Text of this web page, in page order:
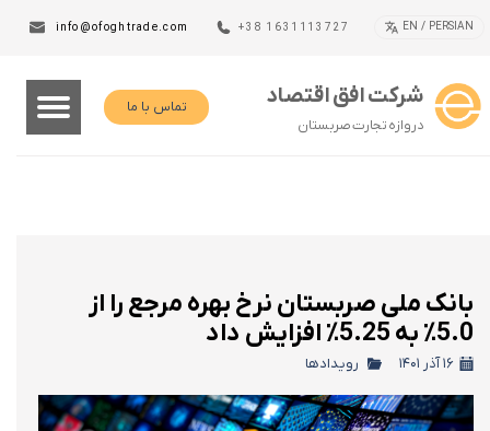
+38 1631113727
info@ofoghtrade.com
شرکت افق اقتصاد
دروازه تجارت صربستان
تماس با ما
EN / PERSIAN
بانک ملی صربستان نرخ بهره مرجع را از
5.0٪ به 5.25٪ افزایش داد
۱۶ آذر ۱۴۰۱ رویدادها